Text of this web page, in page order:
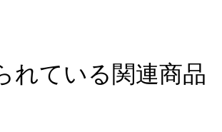
れている関連商品